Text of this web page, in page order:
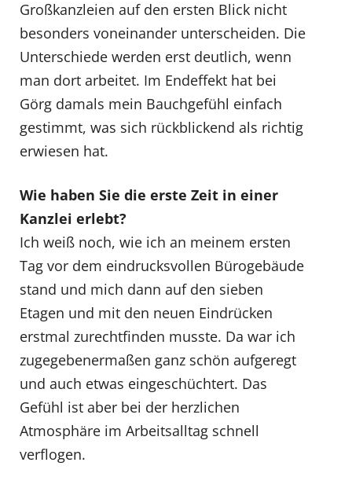
Großkanzleien auf den ersten Blick nicht
besonders voneinander unterscheiden. Die
Unterschiede werden erst deutlich, wenn
man dort arbeitet. Im Endeffekt hat bei
Görg damals mein Bauchgefühl einfach
gestimmt, was sich rückblickend als richtig
erwiesen hat.
Wie haben Sie die erste Zeit in einer
Kanzlei erlebt?
Ich weiß noch, wie ich an meinem ersten
Tag vor dem eindrucksvollen Bürogebäude
stand und mich dann auf den sieben
Etagen und mit den neuen Eindrücken
erstmal zurechtfinden musste. Da war ich
zugegebenermaßen ganz schön aufgeregt
und auch etwas eingeschüchtert. Das
Gefühl ist aber bei der herzlichen
Atmosphäre im Arbeitsalltag schnell
verflogen.